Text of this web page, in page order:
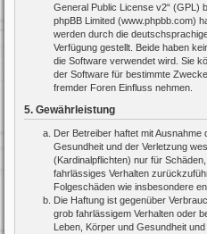
General Public License v2“ (GPL)
phpBB Limited (www.phpbb.com)
werden durch die
Verfügung gestellt. Beide haben
die Software verwendet wird. Sie
der Software für bestimmte
fremder Foren Einfluss nehmen.
5. Gewährleistung
Der Betreiber haftet mit
Gesundheit und der Verletzung
(Kardinalpflichten) nur für
fahrlässiges Verhalten
Folgeschäden wie insbesondere
Die Haftung ist gegenüber
grob fahrlässigem Verhalten oder
Leben, Körper und Gesundheit